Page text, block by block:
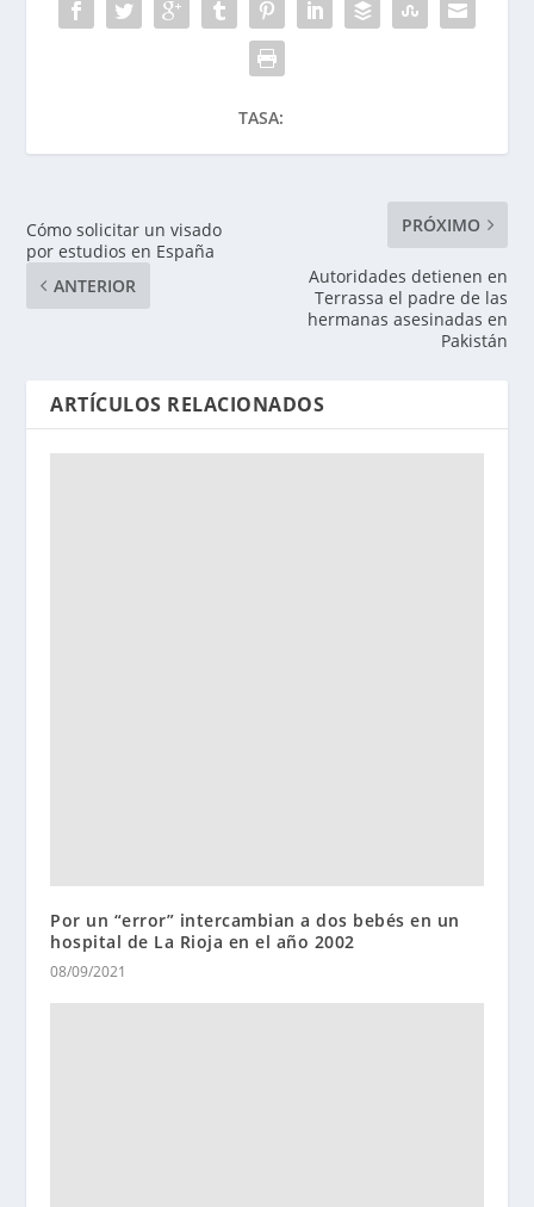
TASA:
Cómo solicitar un visado
por estudios en España
ANTERIOR
PRÓXIMO
Autoridades detienen en
Terrassa el padre de las
hermanas asesinadas en
Pakistán
ARTÍCULOS RELACIONADOS
Por un “error” intercambian a dos bebés en un
hospital de La Rioja en el año 2002
08/09/2021